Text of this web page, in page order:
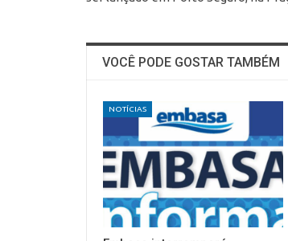
VOCÊ PODE GOSTAR TAMBÉM
NOTÍCIAS